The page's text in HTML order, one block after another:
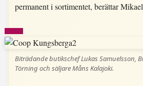
permanent i sortimentet, berättar
Biträdande butikschef Lukas Samuelsson,
Törning och säljare Måns Kalajoki.